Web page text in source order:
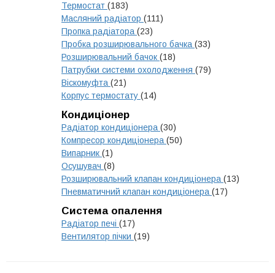
Термостат (183)
Масляний радіатор (111)
Пропка радіатора (23)
Пробка розширювального бачка (33)
Розширювальний бачок (18)
Патрубки системи охолодження (79)
Віскомуфта (21)
Корпус термостату (14)
Кондиціонер
Радіатор кондиціонера (30)
Компресор кондиціонера (50)
Випарник (1)
Осушувач (8)
Розширювальний клапан кондиціонера (13)
Пневматичний клапан кондиціонера (17)
Система опалення
Радіатор печі (17)
Вентилятор пічки (19)